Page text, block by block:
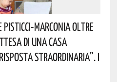
Pisticci-Marconia Oltre
Di Una Casa
Straordinaria”. I